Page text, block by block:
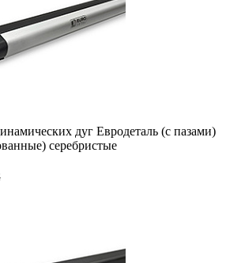
дуг Евродеталь (с пазами)
серебристые